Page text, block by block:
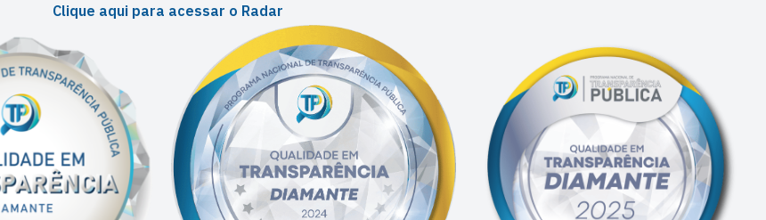
Clique aqui para acessar o Radar